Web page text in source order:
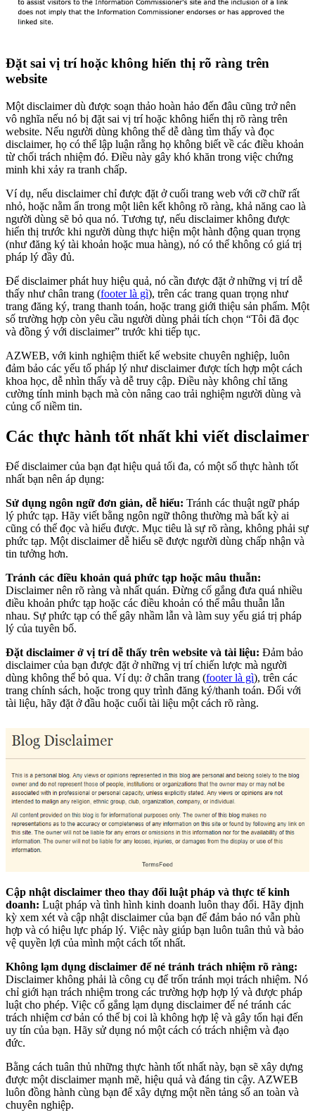
Đặt sai vị trí hoặc không hiển thị rõ ràng trên
website
Một disclaimer dù được soạn thảo hoàn hảo đến đâu cũng trở nên
vô nghĩa nếu nó bị đặt sai vị trí hoặc không hiển thị rõ ràng trên
website. Nếu người dùng không thể dễ dàng tìm thấy và đọc
disclaimer, họ có thể lập luận rằng họ không biết về các điều khoản
từ chối trách nhiệm đó. Điều này gây khó khăn trong việc chứng
minh khi xảy ra tranh chấp.
Ví dụ, nếu disclaimer chỉ được đặt ở cuối trang web với cỡ chữ rất
nhỏ, hoặc nằm ẩn trong một liên kết không rõ ràng, khả năng cao là
người dùng sẽ bỏ qua nó. Tương tự, nếu disclaimer không được
hiển thị trước khi người dùng thực hiện một hành động quan trọng
(như đăng ký tài khoản hoặc mua hàng), nó có thể không có giá trị
pháp lý đầy đủ.
Để disclaimer phát huy hiệu quả, nó cần được đặt ở những vị trí dễ
thấy như chân trang (footer là gì), trên các trang quan trọng như
trang đăng ký, trang thanh toán, hoặc trang giới thiệu sản phẩm. Một
số trường hợp còn yêu cầu người dùng phải tích chọn “Tôi đã đọc
và đồng ý với disclaimer” trước khi tiếp tục.
AZWEB, với kinh nghiệm thiết kế website chuyên nghiệp, luôn
đảm bảo các yếu tố pháp lý như disclaimer được tích hợp một cách
khoa học, dễ nhìn thấy và dễ truy cập. Điều này không chỉ tăng
cường tính minh bạch mà còn nâng cao trải nghiệm người dùng và
củng cố niềm tin.
Các thực hành tốt nhất khi viết disclaimer
Để disclaimer của bạn đạt hiệu quả tối đa, có một số thực hành tốt
nhất bạn nên áp dụng:
Sử dụng ngôn ngữ đơn giản, dễ hiểu: Tránh các thuật ngữ pháp
lý phức tạp. Hãy viết bằng ngôn ngữ thông thường mà bất kỳ ai
cũng có thể đọc và hiểu được. Mục tiêu là sự rõ ràng, không phải sự
phức tạp. Một disclaimer dễ hiểu sẽ được người dùng chấp nhận và
tin tưởng hơn.
Tránh các điều khoản quá phức tạp hoặc mâu thuẫn:
Disclaimer nên rõ ràng và nhất quán. Đừng cố gắng đưa quá nhiều
điều khoản phức tạp hoặc các điều khoản có thể mâu thuẫn lẫn
nhau. Sự phức tạp có thể gây nhầm lẫn và làm suy yếu giá trị pháp
lý của tuyên bố.
Đặt disclaimer ở vị trí dễ thấy trên website và tài liệu: Đảm bảo
disclaimer của bạn được đặt ở những vị trí chiến lược mà người
dùng không thể bỏ qua. Ví dụ: ở chân trang (footer là gì), trên các
trang chính sách, hoặc trong quy trình đăng ký/thanh toán. Đối với
tài liệu, hãy đặt ở đầu hoặc cuối tài liệu một cách rõ ràng.
Cập nhật disclaimer theo thay đổi luật pháp và thực tế kinh
doanh: Luật pháp và tình hình kinh doanh luôn thay đổi. Hãy định
kỳ xem xét và cập nhật disclaimer của bạn để đảm bảo nó vẫn phù
hợp và có hiệu lực pháp lý. Việc này giúp bạn luôn tuân thủ và bảo
vệ quyền lợi của mình một cách tốt nhất.
Không lạm dụng disclaimer để né tránh trách nhiệm rõ ràng:
Disclaimer không phải là công cụ để trốn tránh mọi trách nhiệm. Nó
chỉ giới hạn trách nhiệm trong các trường hợp hợp lý và được pháp
luật cho phép. Việc cố gắng lạm dụng disclaimer để né tránh các
trách nhiệm cơ bản có thể bị coi là không hợp lệ và gây tổn hại đến
uy tín của bạn. Hãy sử dụng nó một cách có trách nhiệm và đạo
đức.
Bằng cách tuân thủ những thực hành tốt nhất này, bạn sẽ xây dựng
được một disclaimer mạnh mẽ, hiệu quả và đáng tin cậy. AZWEB
luôn đồng hành cùng bạn để xây dựng một nền tảng số an toàn và
chuyên nghiệp.